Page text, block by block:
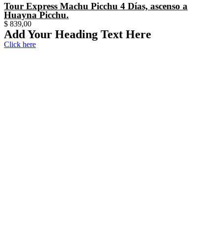
Tour Express Machu Picchu 4 Días, ascenso a
Huayna Picchu.
$ 839,00
Add Your Heading Text Here
Click here